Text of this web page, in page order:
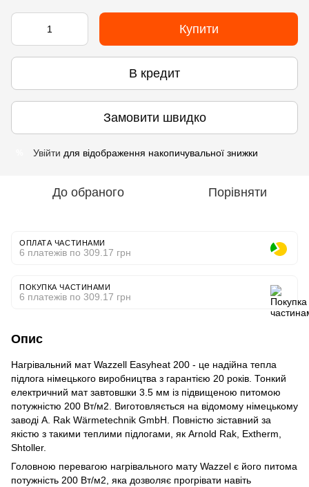
Купити
В кредит
Замовити швидко
Увійти для відображення накопичувальної знижки
До обраного Порівняти
ОПЛАТА ЧАСТИНАМИ
6 платежів по 309.17 грн
ПОКУПКА ЧАСТИНАМИ
6 платежів по 309.17 грн
Опис
Нагрівальний мат Wazzell Easyheat 200 - це надійна тепла
підлога німецького виробництва з гарантією 20 років. Тонкий
електричний мат завтовшки 3.5 мм із підвищеною питомою
потужністю 200 Вт/м2. Виготовляється на відомому німецькому
заводі A. Rak Wärmetechnik GmbH. Повністю зіставний за
якістю з такими теплими підлогами, як Arnold Rak, Extherm,
Shtoller.
Головною перевагою нагрівального мату Wazzel є його питома
потужність 200 Вт/м2, яка дозволяє прогрівати навіть